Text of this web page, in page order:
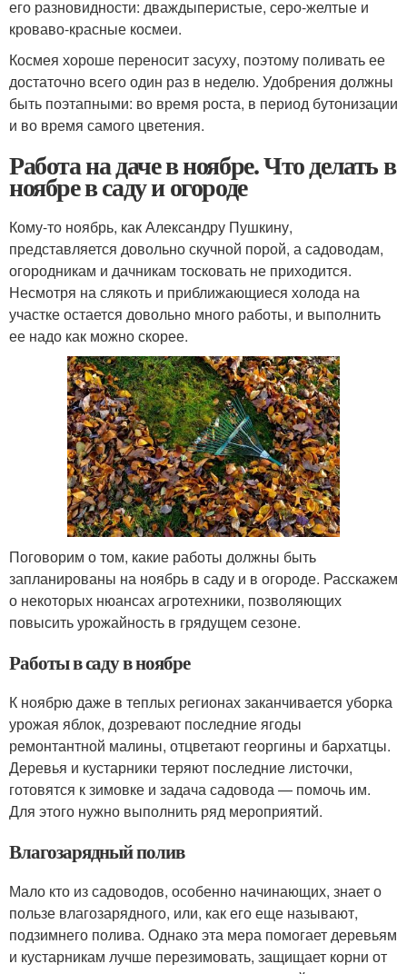
его разновидности: дваждыперистые, серо-желтые и
кроваво-красные космеи.
Космея хороше переносит засуху, поэтому поливать ее
достаточно всего один раз в неделю. Удобрения должны
быть поэтапными: во время роста, в период бутонизации
и во время самого цветения.
Работа на даче в ноябре. Что делать в
ноябре в саду и огороде
Кому-то ноябрь, как Александру Пушкину,
представляется довольно скучной порой, а садоводам,
огородникам и дачникам тосковать не приходится.
Несмотря на слякоть и приближающиеся холода на
участке остается довольно много работы, и выполнить
ее надо как можно скорее.
Поговорим о том, какие работы должны быть
запланированы на ноябрь в саду и в огороде. Расскажем
о некоторых нюансах агротехники, позволяющих
повысить урожайность в грядущем сезоне.
Работы в саду в ноябре
К ноябрю даже в теплых регионах заканчивается уборка
урожая яблок, дозревают последние ягоды
ремонтантной малины, отцветают георгины и бархатцы.
Деревья и кустарники теряют последние листочки,
готовятся к зимовке и задача садовода — помочь им.
Для этого нужно выполнить ряд мероприятий.
Влагозарядный полив
Мало кто из садоводов, особенно начинающих, знает о
пользе влагозарядного, или, как его еще называют,
подзимнего полива. Однако эта мера помогает деревьям
и кустарникам лучше перезимовать, защищает корни от